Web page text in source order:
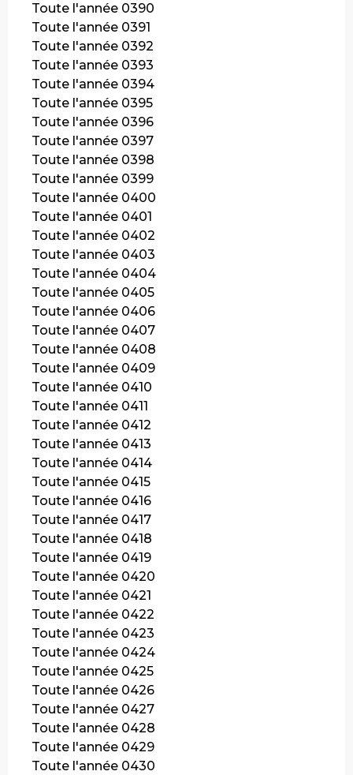
Toute l'année 0390
Toute l'année 0391
Toute l'année 0392
Toute l'année 0393
Toute l'année 0394
Toute l'année 0395
Toute l'année 0396
Toute l'année 0397
Toute l'année 0398
Toute l'année 0399
Toute l'année 0400
Toute l'année 0401
Toute l'année 0402
Toute l'année 0403
Toute l'année 0404
Toute l'année 0405
Toute l'année 0406
Toute l'année 0407
Toute l'année 0408
Toute l'année 0409
Toute l'année 0410
Toute l'année 0411
Toute l'année 0412
Toute l'année 0413
Toute l'année 0414
Toute l'année 0415
Toute l'année 0416
Toute l'année 0417
Toute l'année 0418
Toute l'année 0419
Toute l'année 0420
Toute l'année 0421
Toute l'année 0422
Toute l'année 0423
Toute l'année 0424
Toute l'année 0425
Toute l'année 0426
Toute l'année 0427
Toute l'année 0428
Toute l'année 0429
Toute l'année 0430